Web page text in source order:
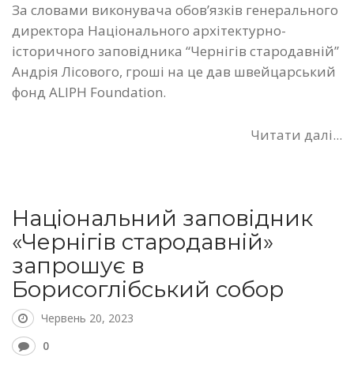
За словами виконувача обов’язків генерального
директора Національного архітектурно-
історичного заповідника “Чернігів стародавній”
Андрія Лісового, гроші на це дав швейцарський
фонд ALIPH Foundation.
Читати далі...
Національний заповідник
«Чернігів стародавній»
запрошує в
Борисоглібський собор
Червень 20, 2023
0